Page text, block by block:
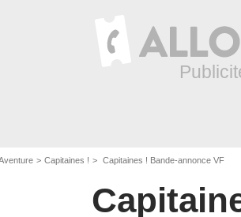
Capitaines ! Capitaines ! Bande-annonce VF